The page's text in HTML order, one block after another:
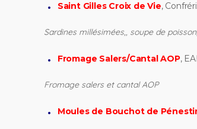
Saint Gilles Croix de Vie,
Sardines millésimées,, soupe de
Fromage Salers/Cantal AOP,
Fromage salers et cantal AOP
Moules de Bouchot de